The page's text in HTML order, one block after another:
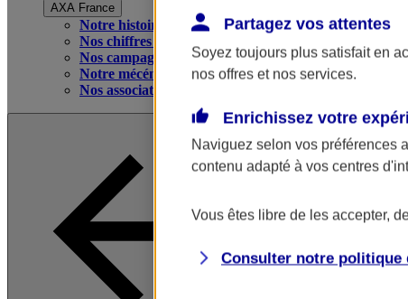
AXA France
Notre histoire
Nos chiffres clés
Nos campagnes publicitaires
Notre mécénat
Nos associations
Partagez vos attentes
Soyez toujours plus satisfait en
nos offres et nos services.
Enrichissez votre
Naviguez selon vos préférences
contenu adapté à vos centres
Vous êtes libre de les accepter,
Consulter notre politique